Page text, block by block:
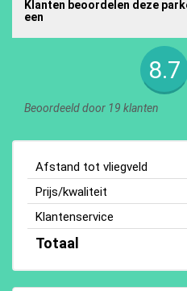
Klanten beoordelen deze
een
8.7
Beoordeeld door 19 klanten
Afstand tot vliegveld
Prijs/kwaliteit
Klantenservice
Totaal